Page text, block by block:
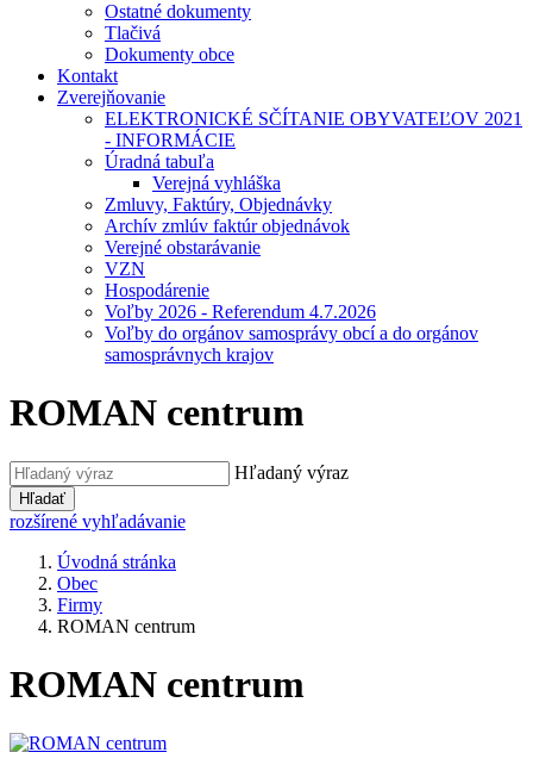
Ostatné dokumenty
Tlačivá
Dokumenty obce
Kontakt
Zverejňovanie
ELEKTRONICKÉ SČÍTANIE OBYVATEĽOV 2021
- INFORMÁCIE
Úradná tabuľa
Verejná vyhláška
Zmluvy, Faktúry, Objednávky
Archív zmlúv faktúr objednávok
Verejné obstarávanie
VZN
Hospodárenie
Voľby 2026 - Referendum 4.7.2026
Voľby do orgánov samosprávy obcí a do orgánov
samosprávnych krajov
ROMAN centrum
Hľadaný výraz
Hľadať
rozšírené vyhľadávanie
Úvodná stránka
Obec
Firmy
ROMAN centrum
ROMAN centrum